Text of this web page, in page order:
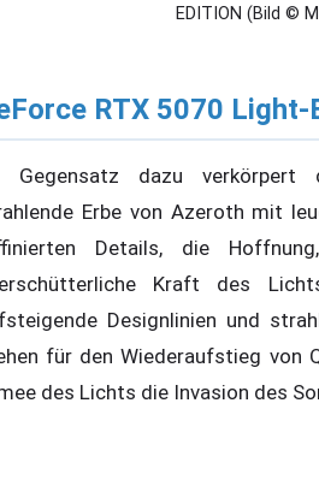
EDITION (Bild ©
RTX 5070 Light-
Gegensatz dazu verkörpert
Erbe von Azeroth mit
Details, die
Kraft des
Designlinien und
für den Wiederaufstieg von
des Lichts die Invasion des